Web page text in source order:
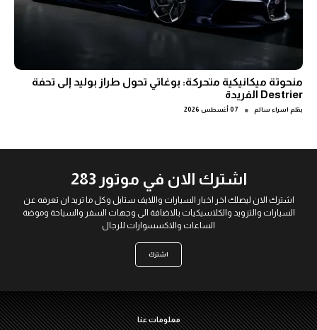
منحوتة ميكانيكية متحركة: بوغاتي تحول طراز بوليد إلى تحفة
Destrier الفريدة
بقلم اسراء سالم ● 07 أغسطس 2026
اشترك الان في موتور 283
اشترك الان ليصلك اخر اخبار السيارات واللايف ستايل وكل ما تريد ان تعرفه عن
السيارات والتزويد والكلاسيكيات بالاضافة الى وجهات السفر والسياحة وموضة
الساعات والاكسسوارات للرجال
اشترك
معلومات عنا